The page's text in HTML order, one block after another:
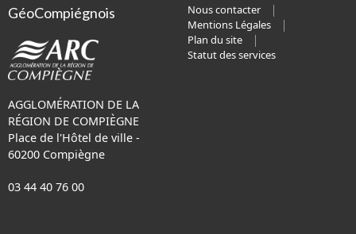
GéoCompiégnois
AGGLOMÉRATION DE LA
RÉGION DE COMPIÈGNE
Place de l'Hôtel de ville -
60200 Compiègne
03 44 40 76 00
Nous contacter
Mentions Légales
Plan du site
Statut des services